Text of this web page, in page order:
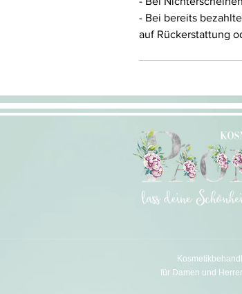
- Bei bereits
auf Rückerstattung
für Damen und